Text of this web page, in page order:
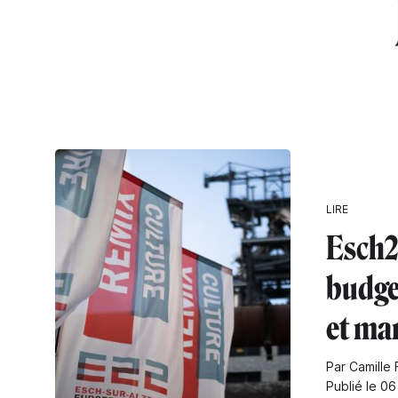
LIRE
et
Par Camille
Publié le